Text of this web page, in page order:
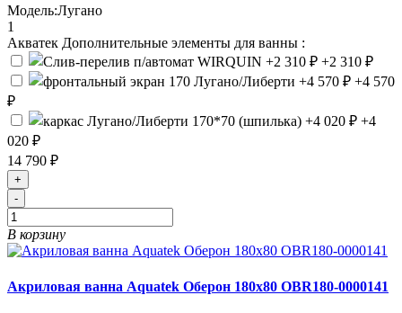
Модель:Лугано
1
Акватек Дополнительные элементы для ванны :
+2 310 ₽
+4 570
₽
+4
020 ₽
14 790 ₽
+
-
В корзину
Акриловая ванна Aquatek Оберон 180x80 OBR180-0000141